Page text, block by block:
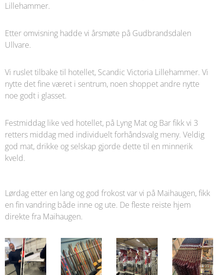
Lillehammer.
Etter omvisning hadde vi årsmøte på Gudbrandsdalen
Ullvare.
Vi ruslet tilbake til hotellet, Scandic Victoria Lillehammer. Vi
nytte det fine været i sentrum, noen shoppet andre nytte
noe godt i glasset.
Festmiddag like ved hotellet, på Lyng Mat og Bar fikk vi 3
retters middag med individuelt forhåndsvalg meny. Veldig
god mat, drikke og selskap gjorde dette til en minnerik
kveld.
Lørdag etter en lang og god frokost var vi på Maihaugen, fikk
en fin vandring både inne og ute. De fleste reiste hjem
direkte fra Maihaugen.